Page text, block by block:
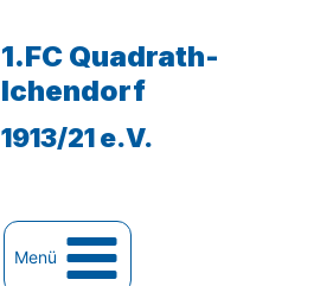
1.FC Quadrath-
Ichendorf
1913/21 e.V.
Menü